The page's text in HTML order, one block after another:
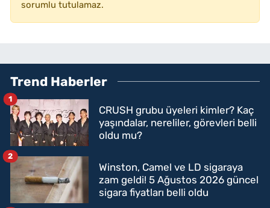
sorumlu tutulamaz.
Trend Haberler
CRUSH grubu üyeleri kimler? Kaç
yaşındalar, nereliler, görevleri belli
oldu mu?
1
Winston, Camel ve LD sigaraya
zam geldi! 5 Ağustos 2026 güncel
sigara fiyatları belli oldu
2